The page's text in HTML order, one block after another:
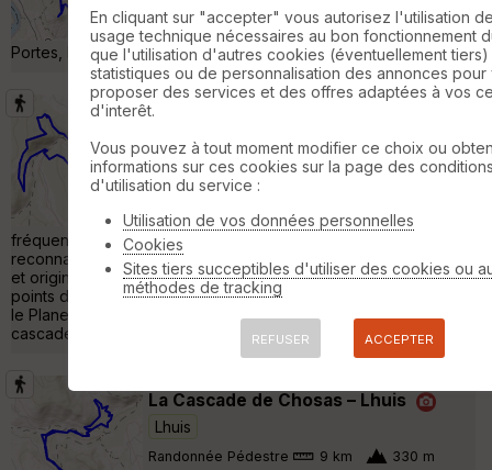
Départ de Bénonces Points de passage :
Golet du Mur, Mont Frioland, Chartreuse de
Portes, La Correrie, Rocher de Cuny »
La Cascade de Luizet, circuit depuis
Lompnas
Serrières-de-Briord
Randonnée Pédestre 11 km 450 m
bugiste en évitant le trop classique et
fréquenté aller et retour depuis Onglas ? Plusieurs
reconnaissances ont permis d'imaginer une boucle pittoresque
et originale qui emprunte de vieux sentiers pour offrir plusieurs
points de vue sur ce coin très sauvage du Bugey. En traversant
le Planet, le Frêne, pour descendre sur le Pré Magnin, la
cascade se »
La Cascade de Chosas – Lhuis
Lhuis
Randonnée Pédestre 9 km 330 m
En cliquant sur "accepter" vous autorisez l'utilisation
usage technique nécessaires au bon fonctionnement
que l'utilisation d'autres cookies (éventuellement
statistiques ou de personnalisation des annonces pour
proposer des services et des offres adaptées à vos
d'interêt.
Vous pouvez à tout moment modifier ce choix ou
informations sur ces cookies sur la page des
d'utilisation du service :
Utilisation de vos données personnelles
Cookies
Sites tiers succeptibles d'utiliser des cookies ou
méthodes de tracking
REFUSER ACCEPTER